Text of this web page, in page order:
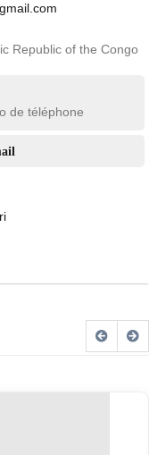
Republic of the Congo
de téléphone